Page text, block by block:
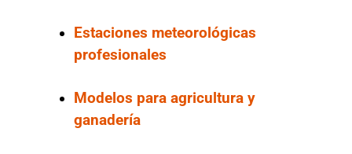
Estaciones meteorológicas
profesionales
Modelos para agricultura y
ganadería